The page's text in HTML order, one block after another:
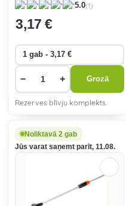
5.0(1)
3,17 €
− + Grozā
Rezerves blīvju komplekts.
Noliktavā 2 gab
Jūs varat saņemt parīt, 11.08.